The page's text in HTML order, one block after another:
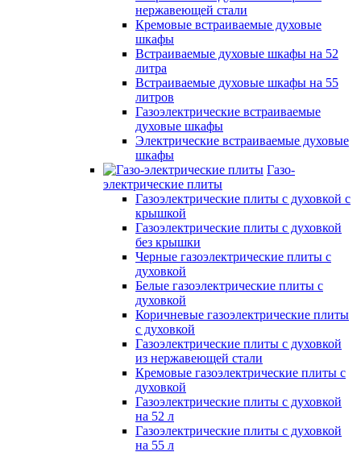
нержавеющей стали
Кремовые встраиваемые духовые
шкафы
Встраиваемые духовые шкафы на 52
литра
Встраиваемые духовые шкафы на 55
литров
Газоэлектрические встраиваемые
духовые шкафы
Электрические встраиваемые духовые
шкафы
Газо-
электрические плиты
Газоэлектрические плиты с духовкой с
крышкой
Газоэлектрические плиты с духовкой
без крышки
Черные газоэлектрические плиты с
духовкой
Белые газоэлектрические плиты с
духовкой
Коричневые газоэлектрические плиты
с духовкой
Газоэлектрические плиты с духовкой
из нержавеющей стали
Кремовые газоэлектрические плиты с
духовкой
Газоэлектрические плиты с духовкой
на 52 л
Газоэлектрические плиты с духовкой
на 55 л